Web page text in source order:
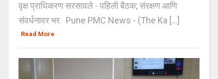
वृक्ष प्राधिकरण सरसावले - पहिली बैठक; संरक्षण आणि
संवर्धनावर भर Pune PMC News - (The Ka [...]
Read More